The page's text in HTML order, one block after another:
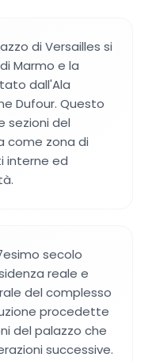
di Versailles si
Marmo e la
dall'Ala
Dufour. Questo
sezioni del
come zona di
interne ed
secolo
reale e
del complesso
procedette
del palazzo che
successive.